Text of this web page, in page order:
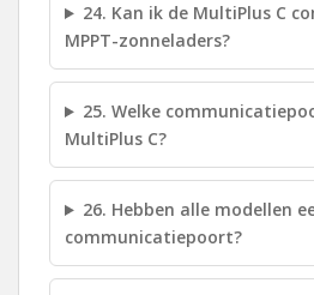
24. Kan ik de MultiPlus C
MPPT-zonneladers?
25. Welke
MultiPlus C?
26. Hebben alle modellen
communicatiepoort?